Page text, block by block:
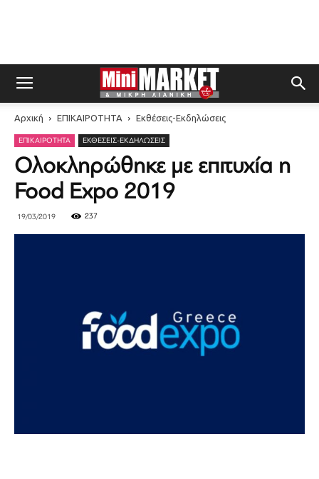
Αρχική ΕΠΙΚΑΙΡΟΤΗΤΑ Εκθέσεις-Εκδηλώσεις
ΕΠΙΚΑΙΡΟΤΗΤΑ ΕΚΘΈΣΕΙΣ-ΕΚΔΗΛΏΣΕΙΣ
Ολοκληρώθηκε με επιτυχία η
Food Expo 2019
19/03/2019 237